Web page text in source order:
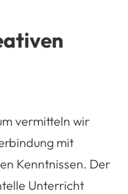
vermitteln wir
mit
Kenntnissen. Der
Unterricht